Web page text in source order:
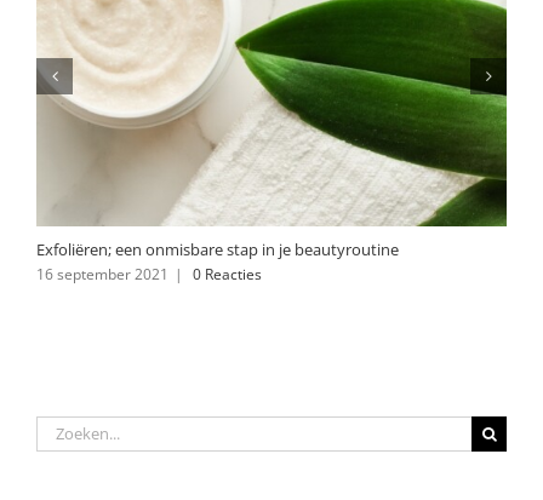
Exfoliëren; een onmisbare stap in je beautyroutine
16 september 2021 | 0 Reacties
Zoeken
naar: